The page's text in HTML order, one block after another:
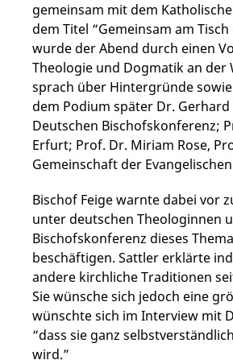
gemeinsam mit dem
dem Titel “Gemeinsam am
wurde der Abend durch einen
Theologie und Dogmatik an der
sprach über Hintergründe
dem Podium später Dr.
Deutschen Bischofskonferenz;
Erfurt; Prof. Dr. Miriam Rose,
Gemeinschaft der
Bischof Feige warnte dabei vor
unter deutschen Theologinnen
Bischofskonferenz dieses
beschäftigen. Sattler erklärte
andere kirchliche Traditionen
Sie wünsche sich jedoch eine
wünschte sich im Interview mit
“dass sie ganz
wird.”